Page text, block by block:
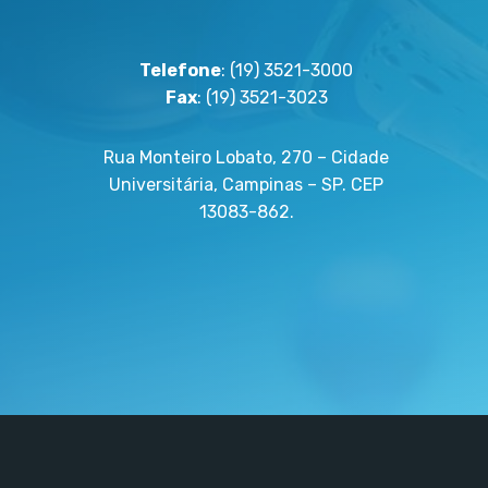
Telefone: (19) 3521-3000
Fax: (19) 3521-3023
Rua Monteiro Lobato, 270 – Cidade
Universitária, Campinas – SP. CEP
13083-862.